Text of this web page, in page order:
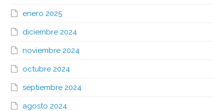
enero 2025
diciembre 2024
noviembre 2024
octubre 2024
septiembre 2024
agosto 2024